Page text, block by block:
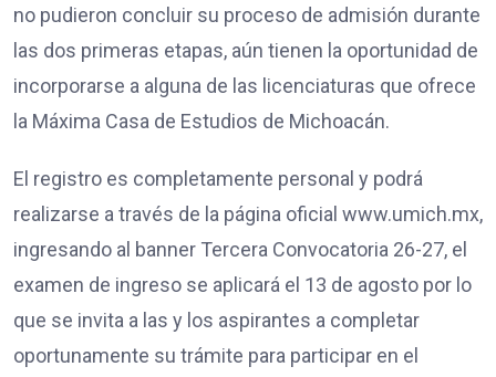
no pudieron concluir su proceso de admisión durante
las dos primeras etapas, aún tienen la oportunidad de
incorporarse a alguna de las licenciaturas que ofrece
la Máxima Casa de Estudios de Michoacán.
El registro es completamente personal y podrá
realizarse a través de la página oficial www.umich.mx,
ingresando al banner Tercera Convocatoria 26-27, el
examen de ingreso se aplicará el 13 de agosto por lo
que se invita a las y los aspirantes a completar
oportunamente su trámite para participar en el